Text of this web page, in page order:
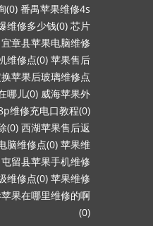
(0) 番禺苹果维修4s
维修多少钱(0) 芯片
宜章县苹果电脑维修
维修点(0) 苹果售后
苹果后玻璃维修点
哪儿(0) 威海苹果外
维修充电口教程(0)
(0) 西湖苹果售后返
脑维修点(0) 苹果维
屯留县苹果手机维修
维修点(0) 苹果维修
果在哪里维修的啊
(0)